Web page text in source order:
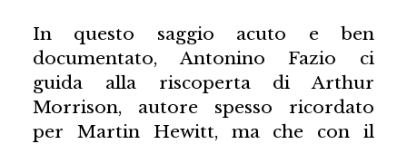
In questo saggio acuto e ben
documentato, Antonino Fazio ci
guida alla riscoperta di Arthur
Morrison, autore spesso ricordato
per Martin Hewitt, ma che con il